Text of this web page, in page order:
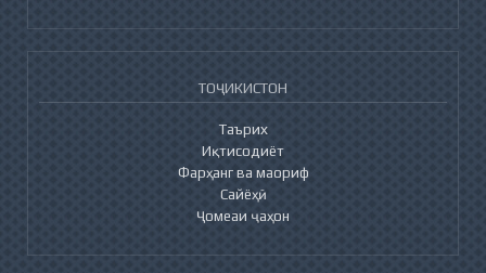
ТОҶИКИСТОН
Таърих
Иқтисодиёт
Фарҳанг ва маориф
Сайёҳӣ
Ҷомеаи ҷаҳон